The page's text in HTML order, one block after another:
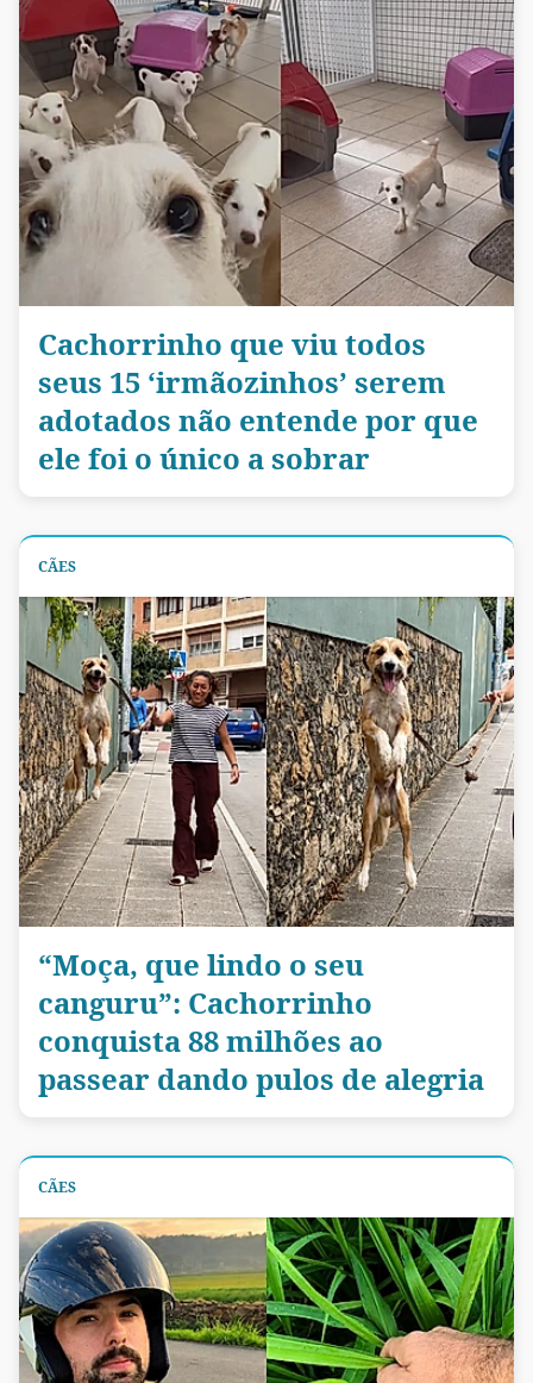
Cachorrinho que viu todos
seus 15 ‘irmãozinhos’ serem
adotados não entende por que
ele foi o único a sobrar
CÃES
“Moça, que lindo o seu
canguru”: Cachorrinho
conquista 88 milhões ao
passear dando pulos de alegria
CÃES